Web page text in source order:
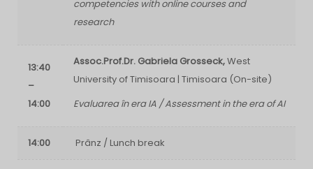
competencies with online courses and
research
13:40
–
14:00
Assoc.Prof.Dr. Gabriela Grosseck,West
University of Timisoara | Timisoara (On-site)
Evaluarea în era IA / Assessment in the era of AI
14:00 Prânz / Lunch break